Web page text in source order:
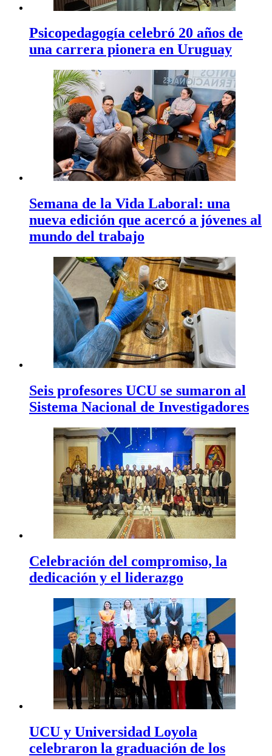
Psicopedagogía celebró 20 años de
una carrera pionera en Uruguay
Semana de la Vida Laboral: una
nueva edición que acercó a jóvenes al
mundo del trabajo
Seis profesores UCU se sumaron al
Sistema Nacional de Investigadores
Celebración del compromiso, la
dedicación y el liderazgo
UCU y Universidad Loyola
celebraron la graduación de los